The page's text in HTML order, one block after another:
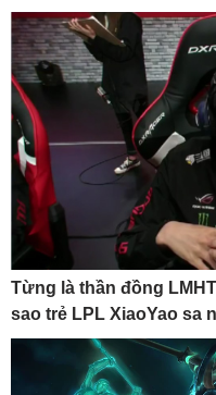
Từng là thần đồng
sao trẻ LPL XiaoYao sa